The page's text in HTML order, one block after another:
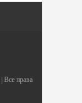
| Все права